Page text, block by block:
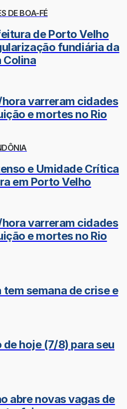
DE BOA-FÉ
de Porto Velho
fundiária da
Colina
varreram cidades
e mortes no Rio
e Umidade Crítica
em Porto Velho
varreram cidades
e mortes no Rio
tem semana de crise e
hoje (7/8) para seu
abre novas vagas de